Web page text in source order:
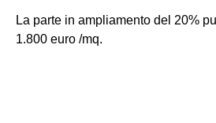
La parte in ampliamento del 20%
1.800 euro /mq.